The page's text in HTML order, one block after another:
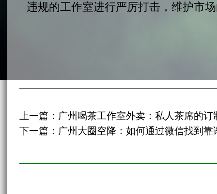
违规的工作室进行严厉打击，维护市
上一篇： 广州喝茶工作室外卖：私人茶席的订
下一篇： 广州大圈空降：如何通过微信找到靠